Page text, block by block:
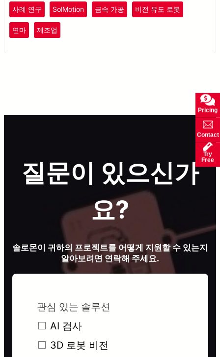
사례 연구 SolMotion 금속 가공 비전 유도 로봇
연마 제조업
Pricing
Contact
Try
Free
질문이 있으신가
요?
솔로몬이 귀하의 프로젝트를 어떻게 지원할 수 있는지
알아보려면 연락해 주세요.
관심 있는 솔루션
AI 검사
3D 로봇 비전